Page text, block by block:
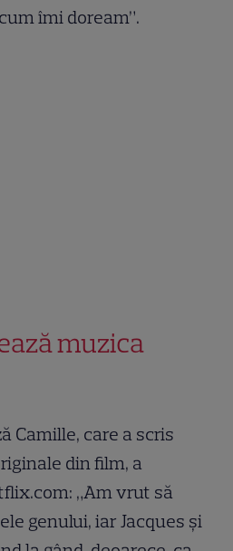
îmi doream”.
muzica
Camille, care a scris
din film, a
„Am vrut să
genului, iar Jacques și